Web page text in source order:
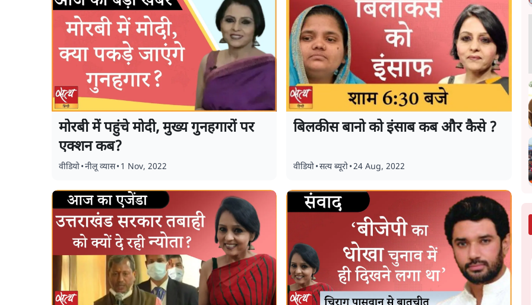
मोरबी में पहुंचे मोदी, मुख्य गुनहगारों पर
एक्शन कब?
वीडियो•नीलू व्यास• 1 Nov, 2022
बिलकीस बानो को इंसाब कब और कैसे ?
वीडियो•सत्य ब्यूरो•24 Aug, 2022